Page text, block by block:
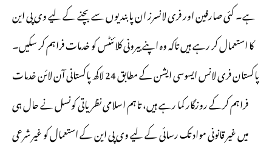
ہے۔ کئی صارفین اور فری لانسرز ان پابندیوں سے بچنے کے لیے وی پی این
کا استعمال کر رہے ہیں تاکہ وہ اپنے بیرونی کلائنٹس کو خدمات فراہم کر سکیں۔
پاکستان فری لانس ایسوسی ایشن کے مطابق 24 لاکھ پاکستانی آن لائن خدمات
فراہم کرکے روزگار کما رہے ہیں، تاہم اسلامی نظریاتی کونسل نے حال ہی
میں غیر قانونی مواد تک رسائی کے لیے وی پی این کے استعمال کو غیر شرعی